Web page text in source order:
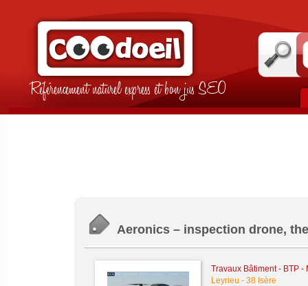
Référencement naturel express et bon jus SEO
Aeronics – inspection drone,
Travaux Bâtiment - BTP
Leyrieu - 38 Isère